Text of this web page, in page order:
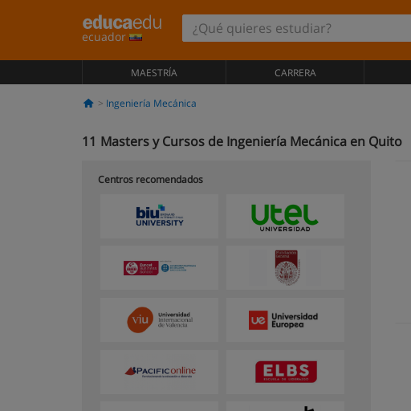
ecuador
MAESTRÍA CARRERA
Ingeniería Mecánica
11 Masters y Cursos de Ingeniería Mecánica en Quito
Centros recomendados